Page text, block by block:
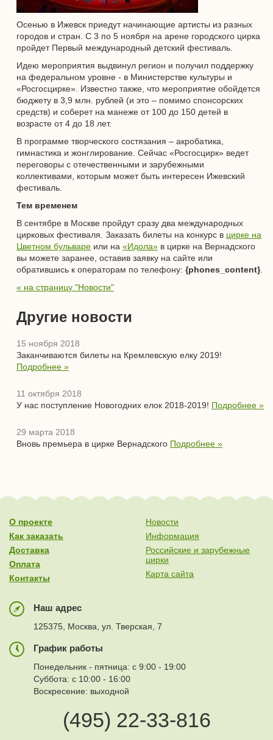
Осенью в Ижевск приедут начинающие артисты из разных
городов и стран. С 3 по 5 ноября на арене городского цирка
пройдет Первый международный детский фестиваль.
Идею мероприятия выдвинул регион и получил поддержку
на федеральном уровне - в Министерстве культуры и
«Росгосцирке». Известно также, что мероприятие обойдется
бюджету в 3,9 млн. рублей (и это – помимо спонсорских
средств) и соберет на манеже от 100 до 150 детей в
возрасте от 4 до 18 лет.
В программе творческого состязания – акробатика,
гимнастика и жонглирование. Сейчас «Росгосцирк» ведет
переговоры с отечественными и зарубежными
коллективами, которым может быть интересен Ижевский
фестиваль.
Тем временем
В сентябре в Москве пройдут сразу два международных
цирковых фестиваля. Заказать билеты на конкурс в цирке на
Цветном бульваре или на «Идола» в цирке на Вернадского
вы можете заранее, оставив заявку на сайте или
обратившись к операторам по телефону: {phones_content}.
« на страницу "Новости"
Другие новости
15 ноября 2018
Заканчиваются билеты на Кремлевскую елку 2019!
Подробнее »
11 октября 2018
У нас поступление Новогодних елок 2018-2019! Подробнее »
29 марта 2018
Вновь премьера в цирке Вернадского Подробнее »
О проекте
Как заказать
Доставка
Оплата
Контакты
Новости
Информация
Российские и зарубежные
цирки
Карта сайта
Наш адрес
125375, Москва, ул. Тверская, 7
График работы
Понедельник - пятница: с 9:00 - 19:00
Суббота: с 10:00 - 16:00
Воскресение: выходной
(495) 22-33-816